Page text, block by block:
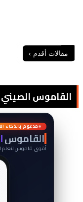
القاموس الصيني
词
典
مدعوم بالذكاء
القاموس
أقوى قاموس لتعلم